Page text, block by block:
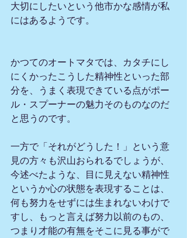
大切にしたいという他市かな感情が私
にはあるようです。
かつてのオートマタでは、カタチにし
にくかったこうした精神性といった部
分を、うまく表現できている点がポー
ル・スプーナーの魅力そのものなのだ
と思うのです。
一方で「それがどうした！」という意
見の方々も沢山おられるでしょうが、
今述べたような、目に見えない精神性
というか心の状態を表現することは、
何も努力をせずには生まれないわけで
すし、もっと言えば努力以前のもの、
つまり才能の有無をそこに見る事がで